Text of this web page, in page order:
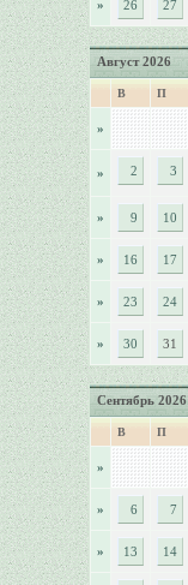
» 26 27
Август 2026
В П
»
» 2 3
» 9 10
» 16 17
» 23 24
» 30 31
Сентябрь 2026
В П
»
» 6 7
» 13 14